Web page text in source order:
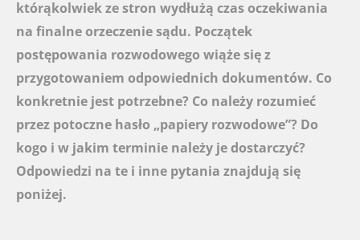
którąkolwiek ze stron wydłużą czas oczekiwania
na finalne orzeczenie sądu. Początek
postępowania rozwodowego wiąże się z
przygotowaniem odpowiednich dokumentów. Co
konkretnie jest potrzebne? Co należy rozumieć
przez potoczne hasło „papiery rozwodowe”? Do
kogo i w jakim terminie należy je dostarczyć?
Odpowiedzi na te i inne pytania znajdują się
poniżej.